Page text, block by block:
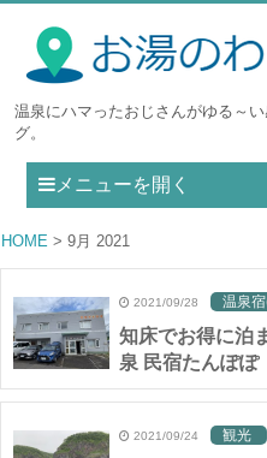
温泉にハマったおじさんがゆる～
グ。
メニューを開く
HOME 9月 2021
2021/09/28 温泉
知床でお得に泊
泉 民宿たんぽぽ
2021/09/24 観光